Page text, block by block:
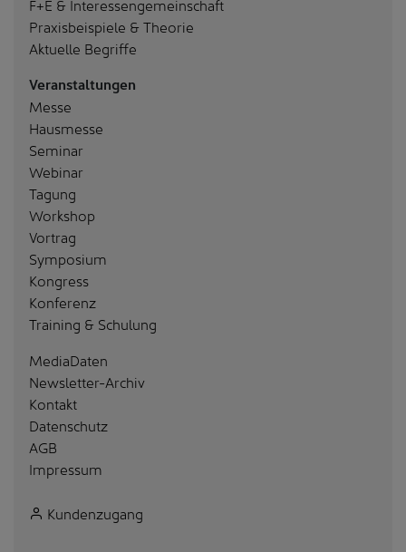
F+E & Interessengemeinschaft
Praxisbeispiele & Theorie
Aktuelle Begriffe
Veranstaltungen
Messe
Hausmesse
Seminar
Webinar
Tagung
Workshop
Vortrag
Symposium
Kongress
Konferenz
Training & Schulung
MediaDaten
Newsletter-Archiv
Kontakt
Datenschutz
AGB
Impressum
Kundenzugang